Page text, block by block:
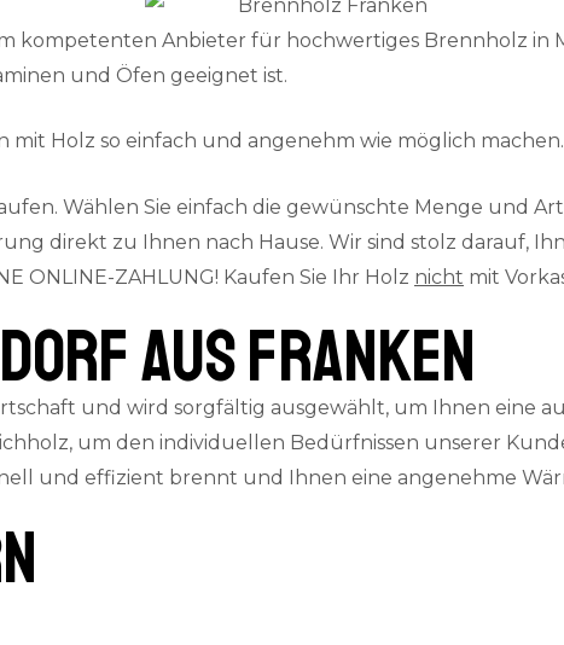
kompetenten Anbieter für hochwertiges Brennholz in
und Öfen geeignet ist.
mit Holz so einfach und angenehm wie möglich machen.
Wählen Sie einfach die gewünschte Menge und
direkt zu Ihnen nach Hause. Wir sind stolz darauf,
ONLINE-ZAHLUNG! Kaufen Sie Ihr Holz nicht mit
aus Franken
und wird sorgfältig ausgewählt, um Ihnen eine
um den individuellen Bedürfnissen unserer
und effizient brennt und Ihnen eine angenehme